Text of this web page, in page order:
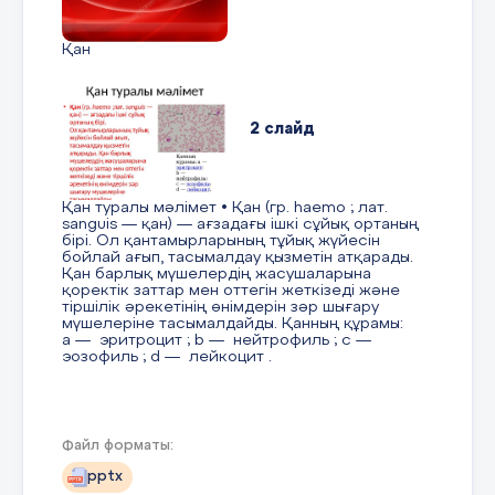
саңырауқұлақ ауруларын қоздырушы--
лық,вирустық және саңырауқұлақ ауруларын
қоздырушы- лар қолданыладылар қолданылады
күріштің пирикуляриозасы күріштің
пирикуляриозасы картоптың
фитофторозасыкартоптың фитофторозасы
Азық-түлік,мұнай өнімдерінің қорларын,кейбір
әскериАзық-түлік,мұнай өнімдерінің
қорларын,кейбір әскери мүлік,қару-
жарақ,оптикалық аспаптар,электрондық
жәнемүлік,қару-жарақ,оптикалық
аспаптар,электрондық және басқа да
жабдықтар түрлерін бүлдіру үшін белгілі
жағдай-басқа да жабдықтар түрлерін бүлдіру
үшін белгілі жағдай- да саңырауқұлақтар мен
бактериялар пайдаланылуыда
өнімдерінің тез ыдырауын, әскери техника мен
қару-жарақтың күрделі оптикалық әскери
техника мен қару-жарақтың күрделі оптикалық
Қан
2 слайд
Қан туралы мәлімет • Қан (гр. haemo ; лат.
sanguis — қан) — ағзадағы ішкі сұйық ортаның
бірі. Ол қантамырларының тұйық жүйесін
бойлай ағып, тасымалдау қызметін атқарады.
Қан барлық мүшелердің жасушаларына
қоректік заттар мен оттегін жеткізеді және
тіршілік әрекетінің өнімдерін зәр шығару
мүшелеріне тасымалдайды. Қанның құрамы:
a — эритроцит ; b — нейтрофиль ; c —
эозофиль ; d — лейкоцит .
Файл форматы:
pptx